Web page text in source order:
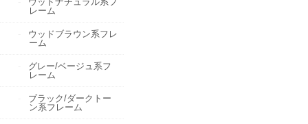
レーム
ウッドブラウン系フレ
ーム
グレー/ベージュ系フ
レーム
ブラック/ダークトー
ン系フレーム